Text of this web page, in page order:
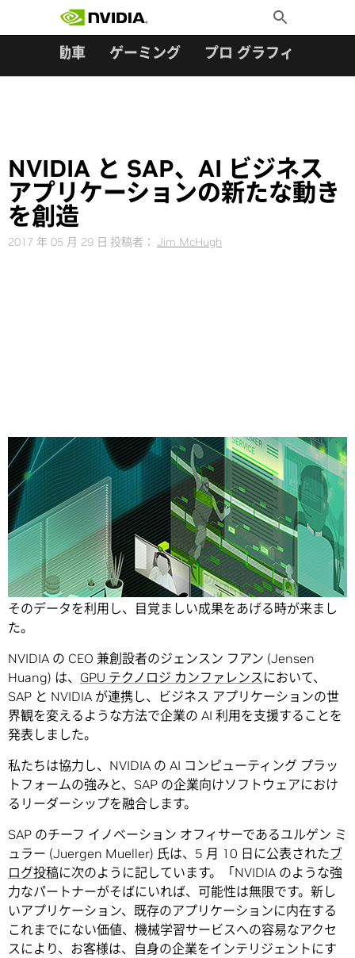
Toggle
Search
自動車 ゲーミング プロ グラフィックス
NVIDIA と SAP、AI ビジネス
アプリケーションの新たな動き
を創造
2017 年 05 月 29 日 投稿者： Jim McHugh
Share
企業は日々、山のようなデータを収集しています。ついに
そのデータを利用し、目覚ましい成果をあげる時が来まし
た。
NVIDIA の CEO 兼創設者のジェンスン フアン (Jensen
Huang) は、 GPU テクノロジ カンファレンス において、
SAP と NVIDIA が連携し、ビジネス アプリケーションの世
界観を変えるような方法で企業の AI 利用を支援することを
発表しました。
私たちは協力し、NVIDIA の AI コンピューティング プラッ
トフォームの強みと、SAP の企業向けソフトウェアにおけ
るリーダーシップを融合します。
SAP のチーフ イノベーション オフィサーであるユルゲン ミ
ュラー (Juergen Mueller) 氏は、5 月 10 日に公表されたブ
ログ投稿に次のように記しています。「NVIDIA のような強
力なパートナーがそばにいれば、可能性は無限です。新し
いアプリケーション、既存のアプリケーションに内在する
これまでにない価値、機械学習サービスへの容易なアクセ
スにより、お客様は、自身の企業をインテリジェントにす